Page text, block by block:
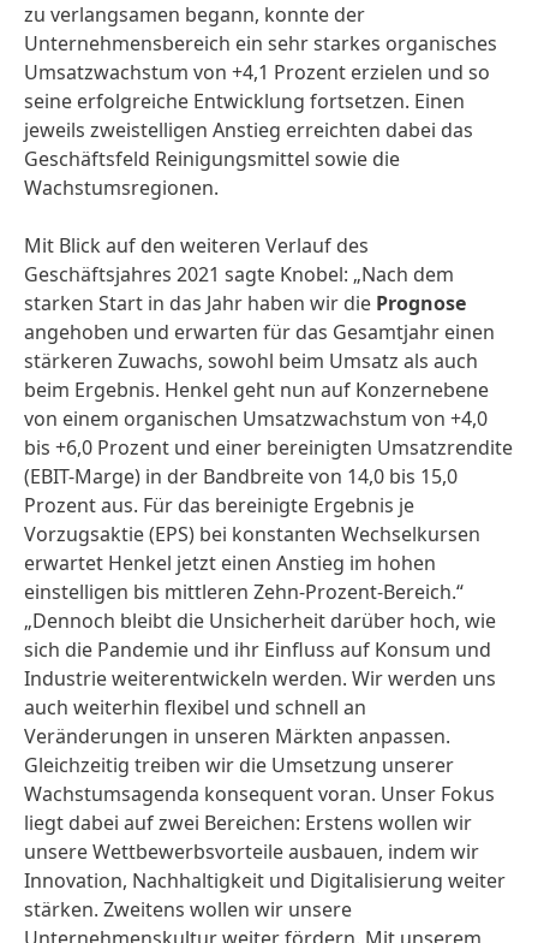
zu verlangsamen begann, konnte der
Unternehmensbereich ein sehr starkes organisches
Umsatzwachstum von +4,1 Prozent erzielen und so
seine erfolgreiche Entwicklung fortsetzen. Einen
jeweils zweistelligen Anstieg erreichten dabei das
Geschäftsfeld Reinigungsmittel sowie die
Wachstumsregionen.
Mit Blick auf den weiteren Verlauf des
Geschäftsjahres 2021 sagte Knobel: „Nach dem
starken Start in das Jahr haben wir die Prognose
angehoben und erwarten für das Gesamtjahr einen
stärkeren Zuwachs, sowohl beim Umsatz als auch
beim Ergebnis. Henkel geht nun auf Konzernebene
von einem organischen Umsatzwachstum von +4,0
bis +6,0 Prozent und einer bereinigten Umsatzrendite
(EBIT-Marge) in der Bandbreite von 14,0 bis 15,0
Prozent aus. Für das bereinigte Ergebnis je
Vorzugsaktie (EPS) bei konstanten Wechselkursen
erwartet Henkel jetzt einen Anstieg im hohen
einstelligen bis mittleren Zehn-Prozent-Bereich.“
„Dennoch bleibt die Unsicherheit darüber hoch, wie
sich die Pandemie und ihr Einfluss auf Konsum und
Industrie weiterentwickeln werden. Wir werden uns
auch weiterhin flexibel und schnell an
Veränderungen in unseren Märkten anpassen.
Gleichzeitig treiben wir die Umsetzung unserer
Wachstumsagenda konsequent voran. Unser Fokus
liegt dabei auf zwei Bereichen: Erstens wollen wir
unsere Wettbewerbsvorteile ausbauen, indem wir
Innovation, Nachhaltigkeit und Digitalisierung weiter
stärken. Zweitens wollen wir unsere